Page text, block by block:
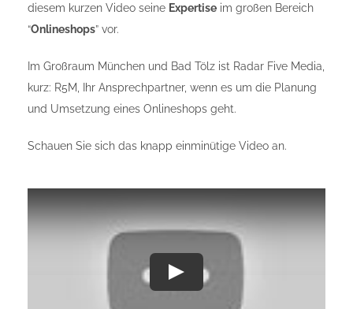
diesem kurzen Video seine Expertise im großen Bereich
“Onlineshops” vor.
Im Großraum München und Bad Tölz ist Radar Five Media,
kurz: R5M, Ihr Ansprechpartner, wenn es um die Planung
und Umsetzung eines Onlineshops geht.
Schauen Sie sich das knapp einminütige Video an.